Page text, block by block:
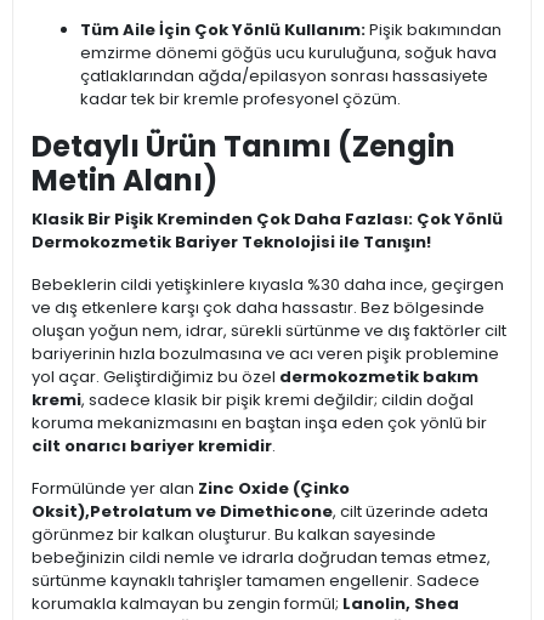
Tüm Aile İçin Çok Yönlü Kullanım:Pişik bakımından
emzirme dönemi göğüs ucu kuruluğuna, soğuk hava
çatlaklarından ağda/epilasyon sonrası hassasiyete
kadar tek bir kremle profesyonel çözüm.
Detaylı Ürün Tanımı (Zengin
Metin Alanı)
Klasik Bir Pişik Kreminden Çok Daha Fazlası: Çok Yönlü
Dermokozmetik Bariyer Teknolojisi ile Tanışın!
Bebeklerin cildi yetişkinlere kıyasla %30 daha ince, geçirgen
ve dış etkenlere karşı çok daha hassastır. Bez bölgesinde
oluşan yoğun nem, idrar, sürekli sürtünme ve dış faktörler cilt
bariyerinin hızla bozulmasına ve acı veren pişik problemine
yol açar. Geliştirdiğimiz bu özel dermokozmetik bakım
kremi, sadece klasik bir pişik kremi değildir; cildin doğal
koruma mekanizmasını en baştan inşa eden çok yönlü bir
cilt onarıcı bariyer kremidir.
Formülünde yer alan Zinc Oxide (Çinko
Oksit),Petrolatum ve Dimethicone, cilt üzerinde adeta
görünmez bir kalkan oluşturur. Bu kalkan sayesinde
bebeğinizin cildi nemle ve idrarla doğrudan temas etmez,
sürtünme kaynaklı tahrişler tamamen engellenir. Sadece
korumakla kalmayan bu zengin formül; Lanolin, Shea